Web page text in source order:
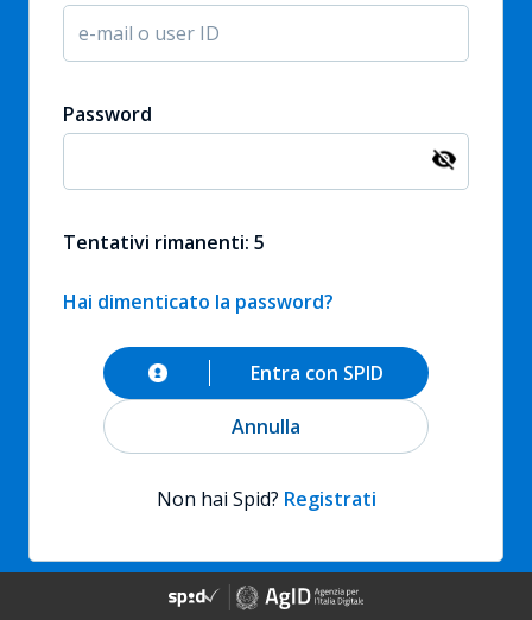
Password
Tentativi rimanenti: 5
Hai dimenticato la password?
Annulla
Entra con SPID
Non hai Spid? Registrati